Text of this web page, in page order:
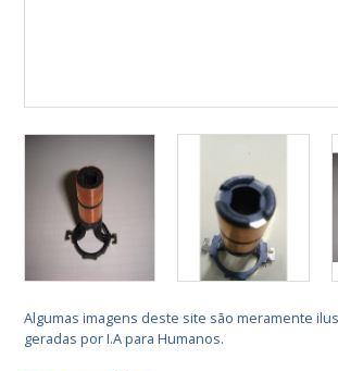
Algumas imagens deste site são meramente
geradas por I.A para Humanos.